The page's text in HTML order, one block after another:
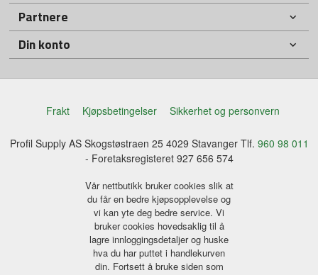
Partnere
Din konto
Frakt Kjøpsbetingelser Sikkerhet og personvern
Profil Supply AS Skogstøstraen 25 4029 Stavanger Tlf. 960 98 011
- Foretaksregisteret 927 656 574
Vår nettbutikk bruker cookies slik at
du får en bedre kjøpsopplevelse og
vi kan yte deg bedre service. Vi
bruker cookies hovedsaklig til å
lagre innloggingsdetaljer og huske
hva du har puttet i handlekurven
din. Fortsett å bruke siden som